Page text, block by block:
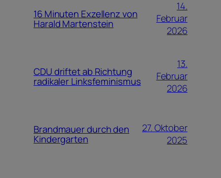
16 Minuten Exzellenz von
Harald Martenstein
14.
Februar
2026
CDU driftet ab Richtung
radikaler Linksfeminismus
13.
Februar
2026
Brandmauer durch den
Kindergarten
27. Oktober
2025